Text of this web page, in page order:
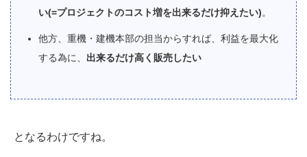
い(=プロジェクトのコスト増を出来るだけ抑えたい)。
他方、重機・建機本部の担当からすれば、利益を最大化
する為に、 出来るだけ高く販売したい
となるわけですね。